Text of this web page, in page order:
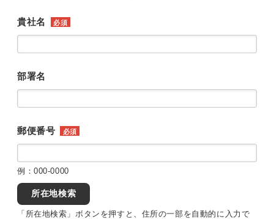
貴社名 必須
部署名
郵便番号 必須
例：000-0000
所在地検索
「所在地検索」ボタンを押すと、住所の一部を自動的に入力で